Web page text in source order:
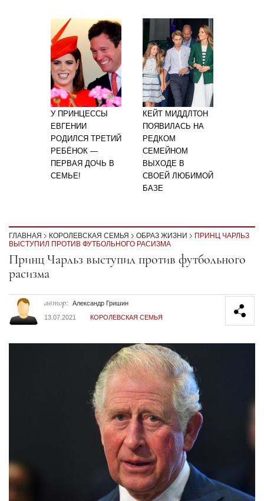
У ПРИНЦЕССЫ
ЕВГЕНИИ
РОДИЛСЯ ТРЕТИЙ
РЕБЁНОК —
ПЕРВАЯ ДОЧЬ В
СЕМЬЕ!
КЕЙТ МИДДЛТОН
ПОЯВИЛАСЬ НА
РЕДКОМ
СЕМЕЙНОМ
ВЫХОДЕ В
СВОЕЙ ЛЮБИМОЙ
БАЗЕ
ГЛАВНАЯ КОРОЛЕВСКАЯ СЕМЬЯ ОБРАЗ ЖИЗНИ
ПРИНЦ ЧАРЛЬЗ
ВЫСТУПИЛ ПРОТИВ ФУТБОЛЬНОГО РАСИЗМА
Секция статей
Принц Чарльз выступил против футбольного
расизма
автор: Александр Гришин
13.07.2021
КОРОЛЕВСКАЯ СЕМЬЯ